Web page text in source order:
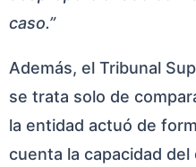
caso.”
Además, el Tribunal
se trata solo de
la entidad actuó de
cuenta la capacidad